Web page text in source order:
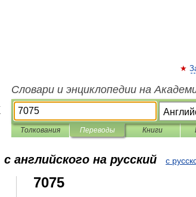
Словари и энциклопедии на
Толкования Переводы Книги
с английского на русский с
7075